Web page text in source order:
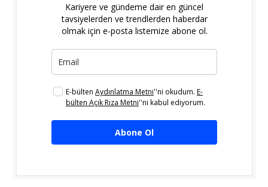
Kariyere ve gündeme dair en güncel
tavsiyelerden ve trendlerden haberdar
olmak için e-posta listemize abone ol.
E-bülten Aydınlatma Metni''ni okudum. E-
bülten Açık Rıza Metni''ni kabul ediyorum.
Abone Ol